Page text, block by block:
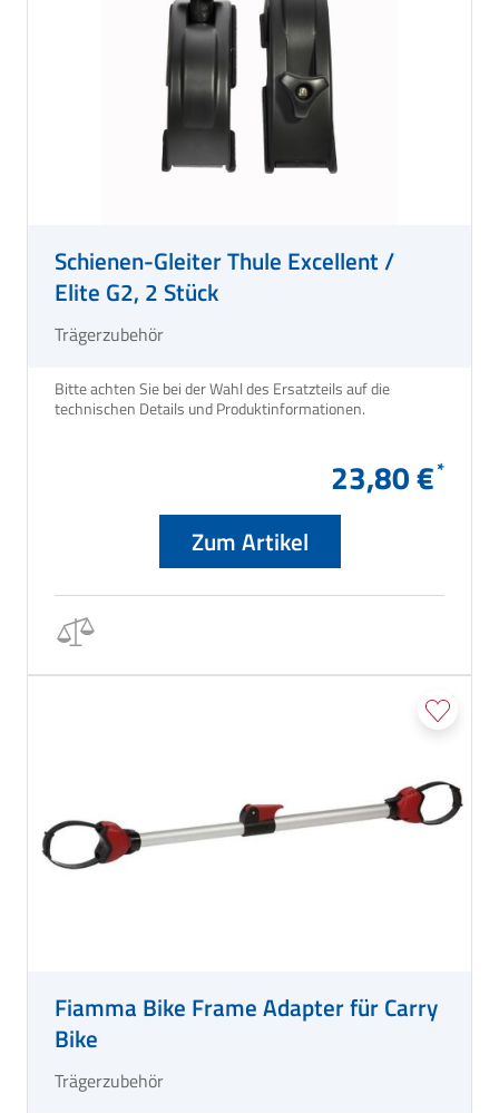
Schienen-Gleiter Thule Excellent /
Elite G2, 2 Stück
Trägerzubehör
Bitte achten Sie bei der Wahl des Ersatzteils auf die
23,80 €
Zum Artikel
Fiamma Bike Frame Adapter für Carry
Bike
Trägerzubehör